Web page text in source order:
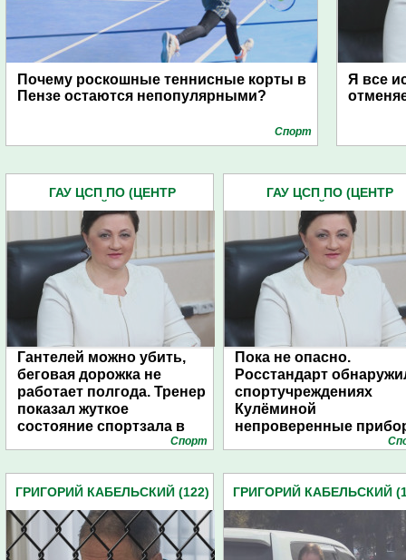
Почему роскошные теннисные корты в
Пензе остаются непопулярными?
Спорт
Я все
ГАУ ЦСП ПО (ЦЕНТР
(5)
Гантелей можно убить,
беговая дорожка не
работает полгода. Тренер
показал жуткое
состояние спортзала в
Спорт
ГАУ ЦСП ПО (ЦЕНТР
(5)
Пока не опасно.
Росстандарт
спортучреждениях
Кулёминой
непроверенные
ГРИГОРИЙ КАБЕЛЬСКИЙ (122) ГРИГОРИЙ КАБЕЛЬСКИЙ